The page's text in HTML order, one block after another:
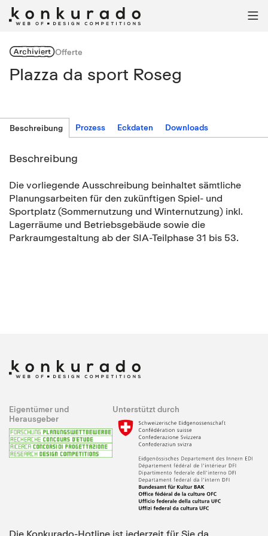

ArchiviertOfferte
Plazza da sport Roseg
Beschreibung Prozess Eckdaten Downloads
Beschreibung
Die vorliegende Ausschreibung beinhaltet sämtliche
Planungsarbeiten für den zukünftigen Spiel- und
Sportplatz (Sommernutzung und Winternutzung) inkl.
Lagerräume und Betriebsgebäude sowie die
Parkraumgestaltung ab der SIA-Teilphase 31 bis 53.
Eigentümer und
Herausgeber
Unterstützt durch
Die Konkurado-Hotline ist jederzeit für Sie da